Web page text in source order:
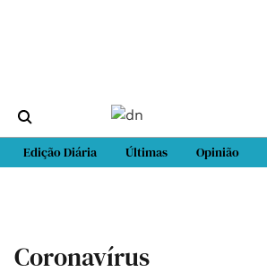
Edição Diária Últimas Opinião
Coronavírus